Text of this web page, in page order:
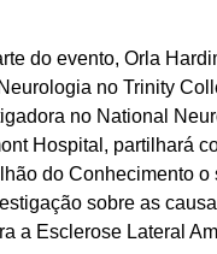
do evento, Orla
no Trinity
no National
Hospital, partilhará
do Conhecimento o
sobre as
a Esclerose Lateral